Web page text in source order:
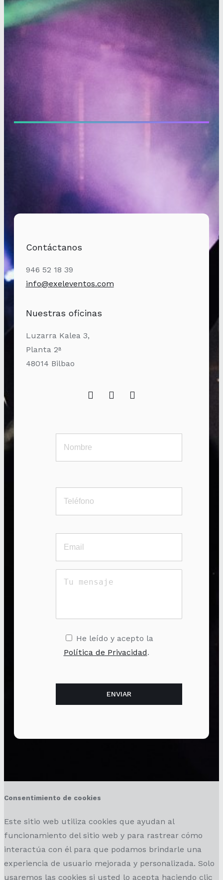
Contáctanos
946 52 18 39
info@exeleventos.com
Nuestras oficinas
Luzarra Kalea 3,
Planta 2ª
48014 Bilbao
He leído y acepto la
Política de Privacidad.
Consentimiento de cookies
Este sitio web utiliza cookies que ayudan al
funcionamiento del sitio web y para rastrear cómo
interactúa con él para que podamos brindarle una
experiencia de usuario mejorada y personalizada. Solo
usaremos las cookies si usted lo acepta haciendo clic